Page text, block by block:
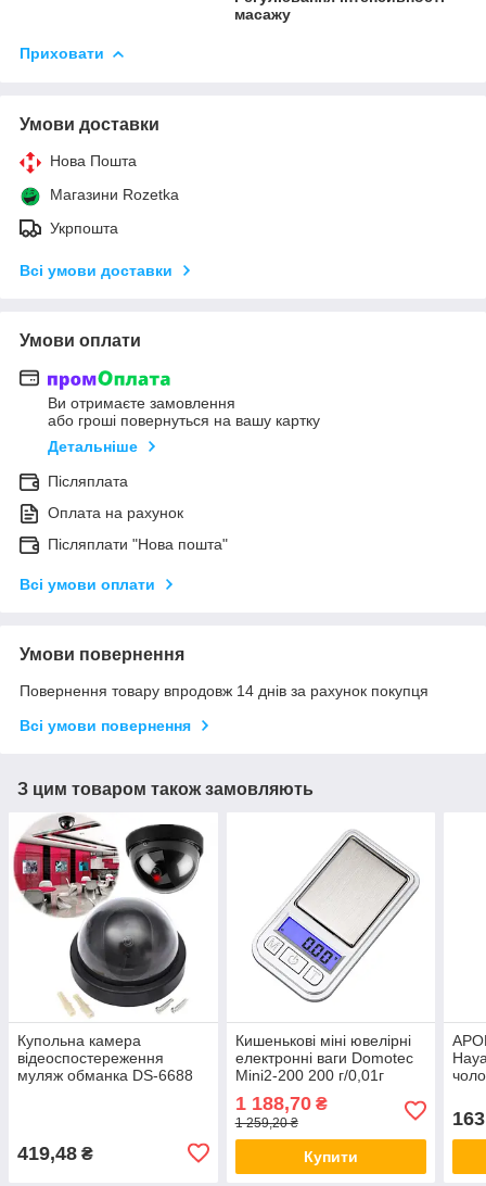
масажу
Приховати
Умови доставки
Нова Пошта
Магазини Rozetka
Укрпошта
Всі умови доставки
Умови оплати
Ви отримаєте замовлення
або гроші повернуться на вашу картку
Детальніше
Післяплата
Оплата на рахунок
Післяплати "Нова пошта"
Всі умови оплати
Умови повернення
Повернення товару впродовж 14 днів за рахунок покупця
Всі умови повернення
З цим товаром також замовляють
Купольна камера
відеоспостереження
муляж обманка DS-6688
419,48 ₴
Кишенькові міні ювелірні
електронні ваги Domotec
Mini2-200 200 г/0,01г
1 188,70₴
1 259,20 ₴
Купити